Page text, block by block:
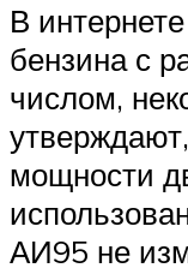
В
бензина с
числом,
мощности
АИ95 не